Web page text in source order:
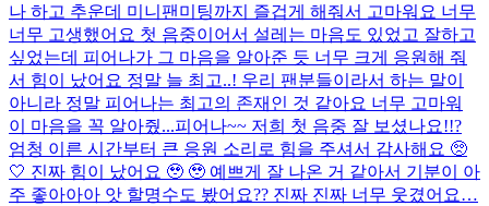
나 하고 추운데 미니팬미팅까지 즐겁게 해줘서 고마워요 너무
너무 고생했어요 첫 음중이어서 설레는 마음도 있었고 잘하고
싶었는데 피어나가 그 마음을 알아준 듯 너무 크게 응원해 줘
서 힘이 났어요 정말 늘 최고..! 우리 팬분들이라서 하는 말이
아니라 정말 피어나는 최고의 존재인 것 같아요 너무 고마워
이 마음을 꼭 알아줬...피어나~~ 저희 첫 음중 잘 보셨나요!!?
엄청 이른 시간부터 큰 응원 소리로 힘을 주셔서 감사해요 🥺
🤍 진짜 힘이 났어요 🥹 🥹 예쁘게 잘 나온 거 같아서 기분이 아
주 좋아아아 앗 할명수도 봤어요?? 진짜 진짜 너무 웃겼어요…